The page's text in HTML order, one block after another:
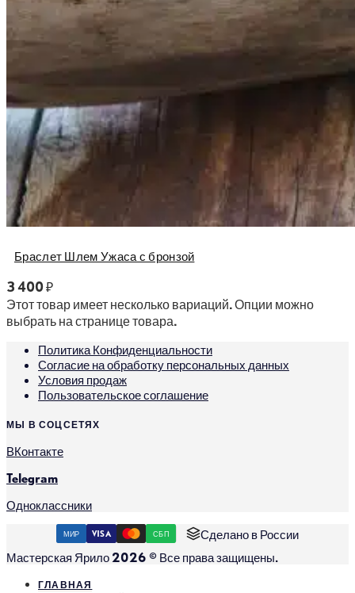
Браслет Шлем Ужаса с бронзой
3 400₽
Этот товар имеет несколько вариаций. Опции можно
выбрать на странице товара.
Политика Конфиденциальности
Согласие на обработку персональных данных
Условия продаж
Пользовательское соглашение
МЫ В СОЦСЕТЯХ
ВКонтакте
Telegram
Одноклассники
МИР VISA СБП
Сделано в России
Мастерская Ярило 2026 © Все права защищены.
ГЛАВНАЯ